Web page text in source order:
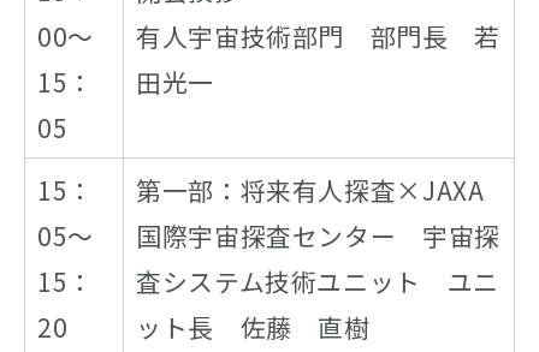
00～
15：
05
有人宇宙技術部門 部門長 若
田光一
15：
05～
15：
20
第一部：将来有人探査×JAXA
国際宇宙探査センター 宇宙探
査システム技術ユニット ユニ
ット長 佐藤 直樹